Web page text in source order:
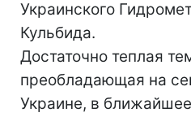
Украинского
Кульбида.
Достаточно теплая
преобладающая на
Украине, в